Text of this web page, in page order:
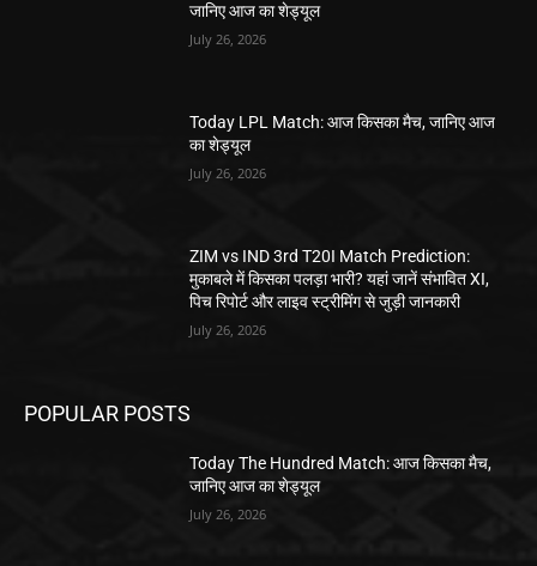
जानिए आज का शेड्यूल
July 26, 2026
Today LPL Match: आज किसका मैच, जानिए आज
का शेड्यूल
July 26, 2026
ZIM vs IND 3rd T20I Match Prediction:
मुकाबले में किसका पलड़ा भारी? यहां जानें संभावित XI,
पिच रिपोर्ट और लाइव स्ट्रीमिंग से जुड़ी जानकारी
July 26, 2026
POPULAR POSTS
Today The Hundred Match: आज किसका मैच,
जानिए आज का शेड्यूल
July 26, 2026